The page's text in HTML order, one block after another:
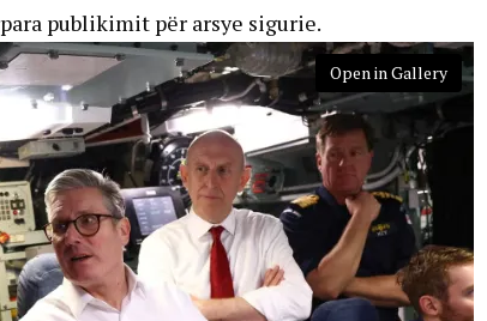
publikimit për arsye sigurie.
Open in Gallery